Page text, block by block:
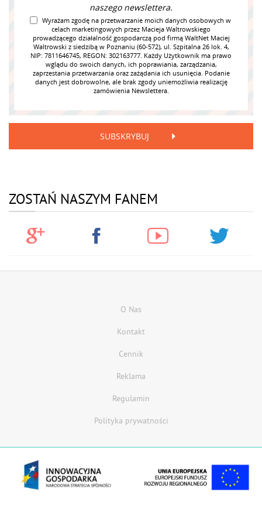
naszego newslettera.
Wyrażam zgodę na przetwarzanie moich danych osobowych w
celach marketingowych przez Macieja Waltrowskiego
prowadzącego działalność gospodarczą pod firmą WaltNet Maciej
Waltrowski z siedzibą w Poznaniu (60-572), ul. Szpitalna 26 lok. 4,
NIP: 7811646745, REGON: 302163777. Każdy Użytkownik ma prawo
wglądu do swoich danych, ich poprawiania, zarządzania,
zaprzestania przetwarzania oraz zażądania ich usunięcia. Podanie
danych jest dobrowolne, ale brak zgody uniemożliwia realizację
zamówienia Newslettera.
SUBSKRYBUJ
ZOSTAŃ NASZYM FANEM
O Nas
Kontakt
Cennik
Reklama
Regulamin
Polityka prywatności